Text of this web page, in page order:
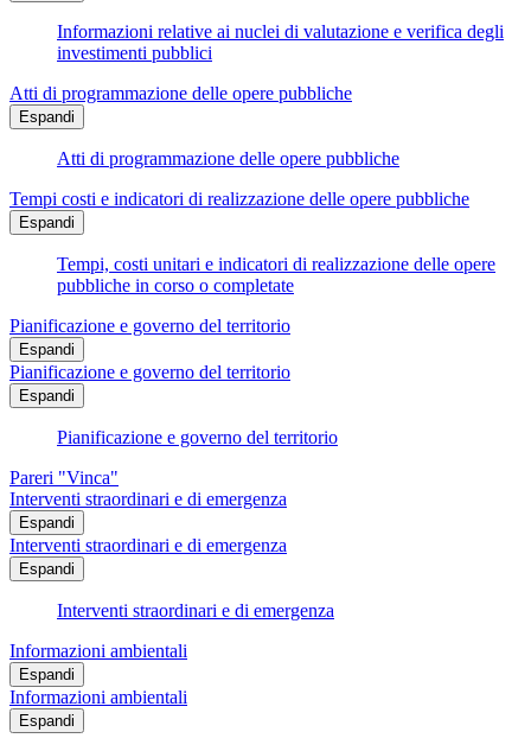
Informazioni relative ai nuclei di valutazione e verifica degli
investimenti pubblici
Atti di programmazione delle opere pubbliche
Espandi
Atti di programmazione delle opere pubbliche
Tempi costi e indicatori di realizzazione delle opere pubbliche
Espandi
Tempi, costi unitari e indicatori di realizzazione delle opere
pubbliche in corso o completate
Pianificazione e governo del territorio
Espandi
Pianificazione e governo del territorio
Espandi
Pianificazione e governo del territorio
Pareri "Vinca"
Interventi straordinari e di emergenza
Espandi
Interventi straordinari e di emergenza
Espandi
Interventi straordinari e di emergenza
Informazioni ambientali
Espandi
Informazioni ambientali
Espandi